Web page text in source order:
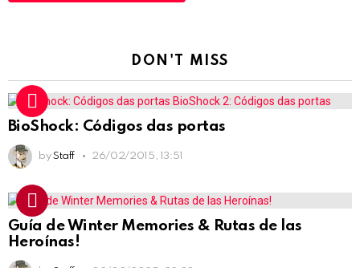
DON'T MISS
BioShock: Códigos das portas
by Staff 26/02/2015, 13:51
Guía de Winter Memories & Rutas de las
Heroínas!